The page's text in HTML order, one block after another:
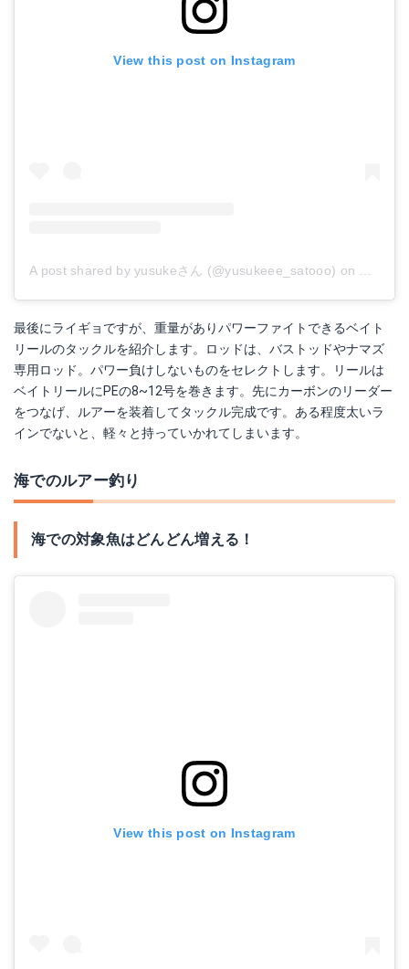
View this post on Instagram
A post shared by yusukeさん (@yusukeee_satooo) on
最後にライギョですが、重量がありパワーファイトできるベイト
リールのタックルを紹介します。ロッドは、バストッドやナマズ
専用ロッド。パワー負けしないものをセレクトします。リールは
ベイトリールにPEの8~12号を巻きます。先にカーボンのリーダー
をつなげ、ルアーを装着してタックル完成です。ある程度太いラ
インでないと、軽々と持っていかれてしまいます。
海でのルアー釣り
海での対象魚はどんどん増える！
View this post on Instagram